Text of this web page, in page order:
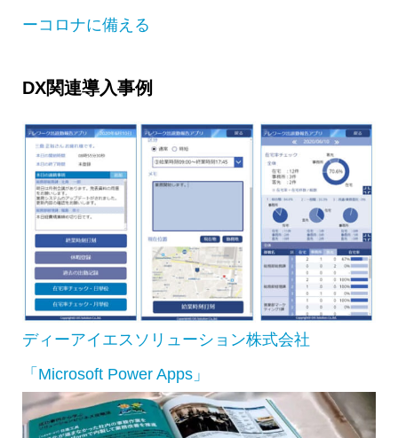
ーコロナに備える
DX関連導入事例
ディーアイエスソリューション株式会社
「Microsoft Power Apps」